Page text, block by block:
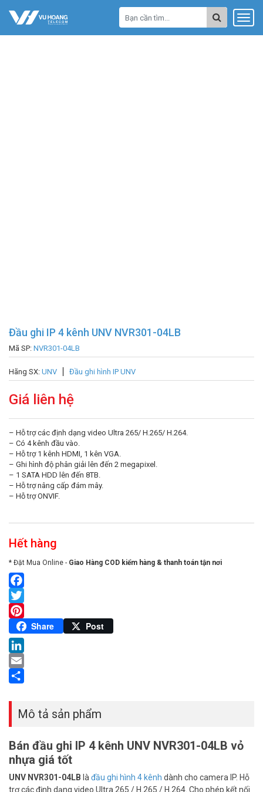
Đầu ghi IP 4 kênh UNV NVR301-04LB
Mã SP: NVR301-04LB
Hãng SX: UNV Đầu ghi hình IP UNV
Giá liên hệ
– Hỗ trợ các định dạng video Ultra 265/ H.265/ H.264.
– Có 4 kênh đầu vào.
– Hỗ trợ 1 kênh HDMI, 1 kên VGA.
– Ghi hình độ phân giải lên đến 2 megapixel.
– 1 SATA HDD lên đến 8TB.
– Hỗ trợ nâng cấp đám mây.
– Hỗ trợ ONVIF.
Hết hàng
* Đặt Mua Online - Giao Hàng COD kiểm hàng & thanh toán tận nơi
Facebook
Twitter
Pinterest
Share Post
LinkedIn
Email
Mô tả sản phẩm
Bán đầu ghi IP 4 kênh UNV NVR301-04LB vỏ
nhựa giá tốt
UNV NVR301-04LB là đầu ghi hình 4 kênh dành cho camera IP. Hỗ
trợ các định dạng video Ultra 265 / H.265 / H.264. Cho phép kết nối